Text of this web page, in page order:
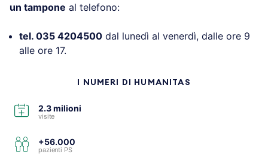
un tampone al telefono:
tel. 035 4204500 dal lunedì al venerdì, dalle ore 9
alle ore 17.
I NUMERI DI HUMANITAS
2.3 milioni
visite
+56.000
pazienti PS